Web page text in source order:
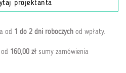
projektanta
od 1 do 2 dni roboczych od wpłaty.
160,00 zł sumy zamówienia